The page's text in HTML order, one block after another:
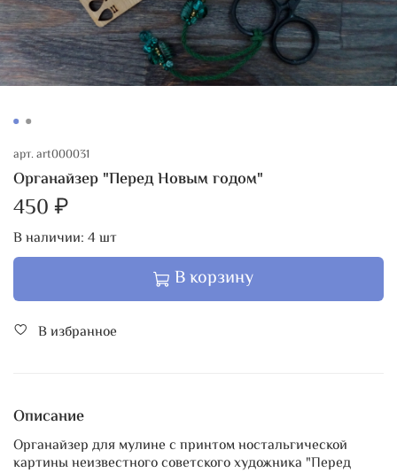
арт.art000031
Органайзер "Перед Новым годом"
450 ₽
В наличии: 4 шт
В корзину
В избранное
Описание
Органайзер для мулине с принтом ностальгической
картины неизвестного советского художника "Перед